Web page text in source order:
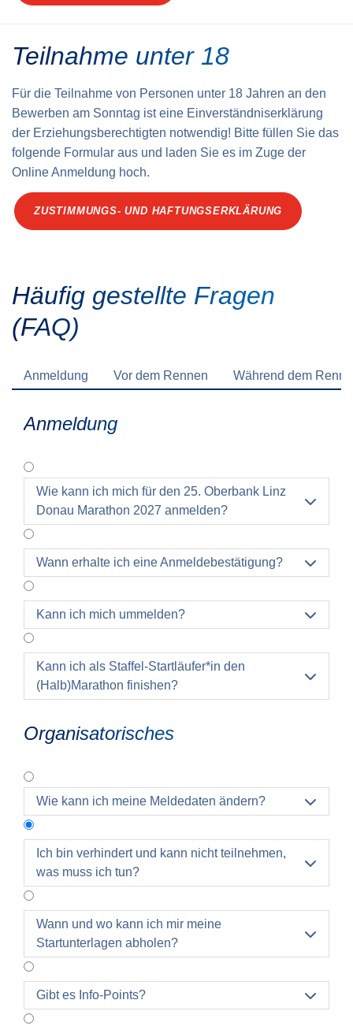
Teilnahme unter 18
Für die Teilnahme von Personen unter 18 Jahren an den
Bewerben am Sonntag ist eine Einverständnis­erklärung
der Erziehungs­berechtigten notwendig! Bitte füllen Sie das
folgende Formular aus und laden Sie es im Zuge der
Online Anmeldung hoch.
ZUSTIMMUNGS- UND HAFTUNGSERKLÄRUNG
Häufig gestellte Fragen
(FAQ)
Anmeldung Vor dem Rennen Während dem
Anmeldung
Wie kann ich mich für den 25. Oberbank Linz
Donau Marathon 2027 anmelden?

Wann erhalte ich eine Anmeldebestätigung? 
Kann ich mich ummelden? 
Kann ich als Staffel-Startläufer*in den
(Halb)Marathon finishen?

Organisatorisches
Wie kann ich meine Meldedaten ändern? 
Ich bin verhindert und kann nicht teilnehmen,
was muss ich tun?

Nach getätigter Anmeldung ist ein Stornierung des
Startplatzes nicht mehr möglich.
Es besteht die Möglichkeit eines
gegen eine Bearbeitungsgebühr von €10,-
Wann und wo kann ich mir meine
Startunterlagen abholen?

Gibt es Info-Points? 